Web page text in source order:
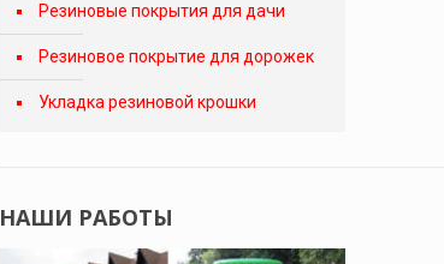
Резиновые покрытия для дачи
Резиновое покрытие для дорожек
Укладка резиновой крошки
НАШИ РАБОТЫ